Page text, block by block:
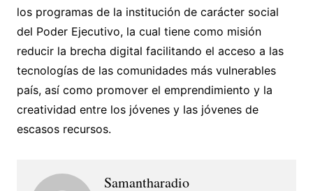
los programas de la institución de carácter social
del Poder Ejecutivo, la cual tiene como misión
reducir la brecha digital facilitando el acceso a las
tecnologías de las comunidades más vulnerables
país, así como promover el emprendimiento y la
creatividad entre los jóvenes y las jóvenes de
escasos recursos.
Samantharadio